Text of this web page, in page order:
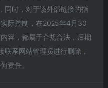
同时，对于该外部链接的指
际控制，在2025年4月30
容，都属于合规合法，后期
联系网站管理员进行删除，
责任。